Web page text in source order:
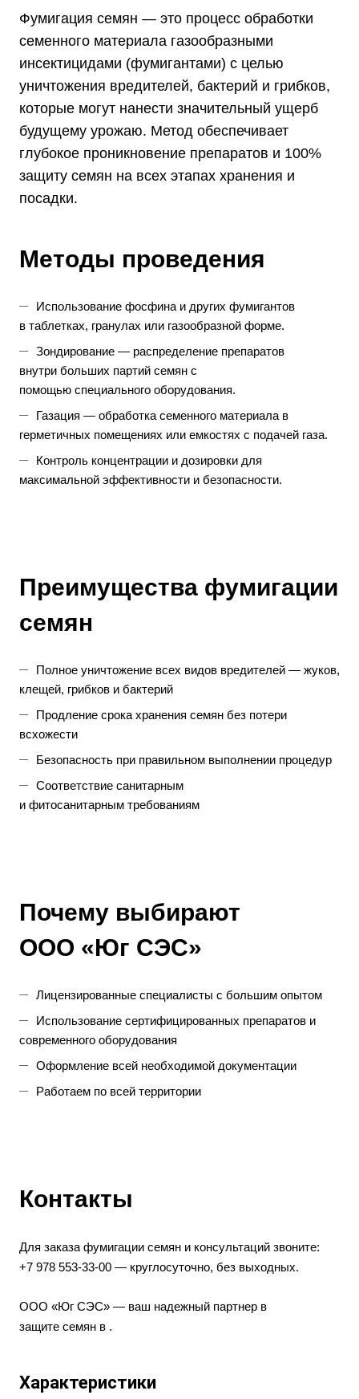
Фумигация семян — это процесс обработки
семенного материала газообразными
инсектицидами (фумигантами) с целью
уничтожения вредителей, бактерий и грибков,
которые могут нанести значительный ущерб
будущему урожаю. Метод обеспечивает
глубокое проникновение препаратов и 100%
защиту семян на всех этапах хранения и
посадки.
Методы проведения
Использование фосфина и других фумигантов
в таблетках, гранулах или газообразной форме.
Зондирование — распределение препаратов
внутри больших партий семян с
помощью специального оборудования.
Газация — обработка семенного материала в
герметичных помещениях или емкостях с подачей газа.
Контроль концентрации и дозировки для
максимальной эффективности и безопасности.
Преимущества фумигации
семян
Полное уничтожение всех видов вредителей — жуков,
клещей, грибков и бактерий
Продление срока хранения семян без потери
всхожести
Безопасность при правильном выполнении процедур
Соответствие санитарным
и фитосанитарным требованиям
Почему выбирают
ООО «Юг СЭС»
Лицензированные специалисты с большим опытом
Использование сертифицированных препаратов и
современного оборудования
Оформление всей необходимой документации
Работаем по всей территории
Контакты
Для заказа фумигации семян и консультаций звоните:
+7 978 553‑33‑00 — круглосуточно, без выходных.
ООО «Юг СЭС» — ваш надежный партнер в
защите семян в .
Характеристики